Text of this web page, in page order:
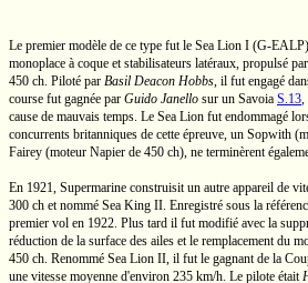
Le premier modèle de ce type fut le Sea Lion I (G-EALP
monoplace à coque et stabilisateurs latéraux, propulsé
450 ch. Piloté par Basil Deacon Hobbs, il fut engagé
course fut gagnée par Guido Janello sur un Savoia S.13,
cause de mauvais temps. Le Sea Lion fut endommagé
concurrents britanniques de cette épreuve, un Sopwith
Fairey (moteur Napier de 450 ch), ne terminèrent
En 1921, Supermarine construisit un autre appareil de
300 ch et nommé Sea King II. Enregistré sous la
premier vol en 1922. Plus tard il fut modifié avec la
réduction de la surface des ailes et le remplacement du
450 ch. Renommé Sea Lion II, il fut le gagnant de la
une vitesse moyenne d'environ 235 km/h. Le pilote était